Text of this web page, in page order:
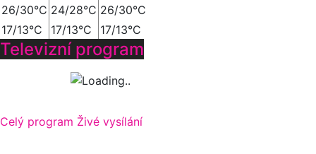
26/30°C 24/28°C 26/30°C
17/13°C
17/13°C 17/13°C
Televizní program
Celý program Živé vysílání